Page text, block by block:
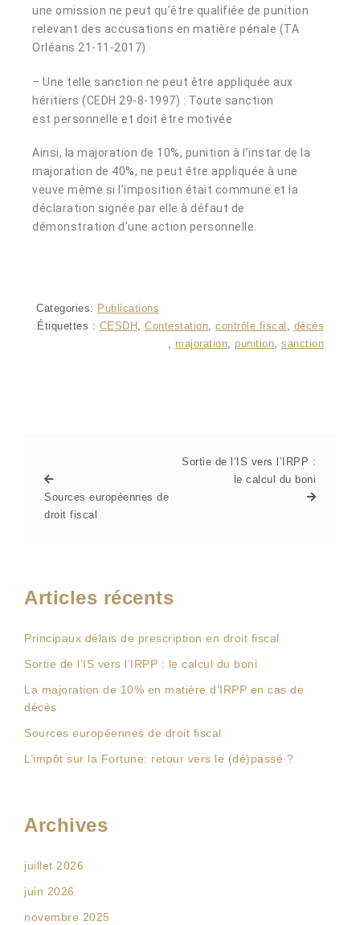
une omission ne peut qu’être qualifiée de punition
relevant des accusations en matière pénale (TA
Orléans 21-11-2017)
– Une telle sanction ne peut être appliquée aux
héritiers (CEDH 29-8-1997) : Toute sanction
est personnelle et doit être motivée
Ainsi, la majoration de 10%, punition à l’instar de la
majoration de 40%, ne peut être appliquée à une
veuve même si l’imposition était commune et la
déclaration signée par elle à défaut de
démonstration d’une action personnelle.
Categories: Publications
Étiquettes : CESDH , Contestation, contrôle fiscal , décès
, majoration, punition, sanction
Sources européennes de
droit fiscal
Sortie de l’IS vers l’IRPP :
le calcul du boni
Articles récents
Principaux délais de prescription en droit fiscal
Sortie de l’IS vers l’IRPP : le calcul du boni
La majoration de 10% en matière d’IRPP en cas de
décès
Sources européennes de droit fiscal
L’impôt sur la Fortune: retour vers le (dé)passé ?
Archives
juillet 2026
juin 2026
novembre 2025